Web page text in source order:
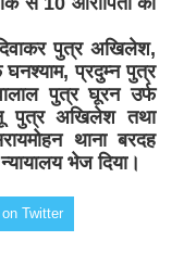
पुत्र अखिलेश,
प्रदुम्न पुत्र
पुत्र घूरन उर्फ
पुत्र अखिलेश तथा
थाना बरदह
भेज दिया।
Twitter